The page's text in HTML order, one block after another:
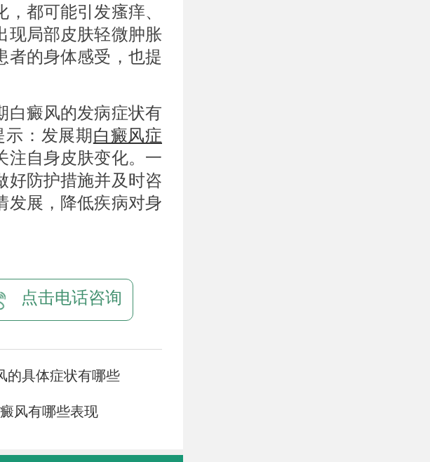
都可能引发瘙痒、
现局部皮肤轻微肿胀
者的身体感受，也提
癜风的发病症状有
：发展期白癜风症
注自身皮肤变化。一
好防护措施并及时咨
发展，降低疾病对身
点击电话咨询
的具体症状有哪些
风有哪些表现